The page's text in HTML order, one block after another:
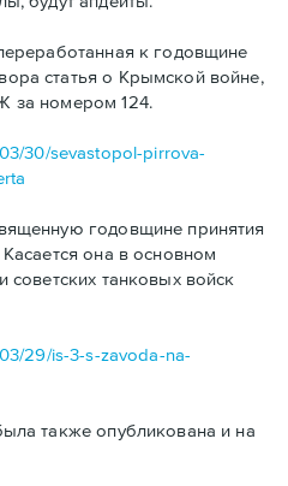
к годовщине
статья о Крымской войне,
за номером 124.
30/sevastopol-pirrova-
годовщине принятия
она в основном
советских танковых войск
29/is-3-s-zavoda-na-
также опубликована и на